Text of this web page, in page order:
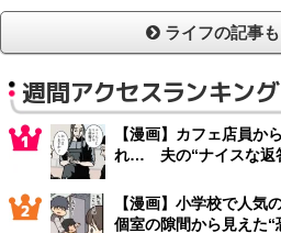
ライフの記事
週間アクセスランキング
【漫画】カフェ店員か
れ… 夫の“ナイスな返
【漫画】小学校で人
個室の隙間から見えた“